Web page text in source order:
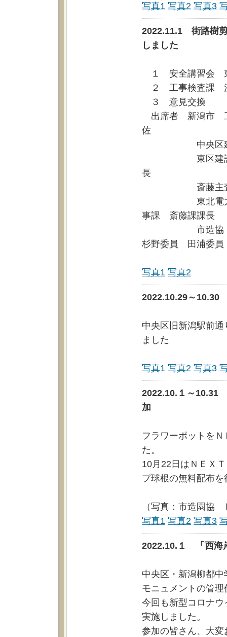
写真1 写真2 写真3
2022.11.1 街路樹剪
しました
１ 安全講習会
２ 工事検査課
３ 意見交換
出席者 新潟市
佐
中央区建設課
東区建設課
長
斎藤主
東北電力ネッ
事課 斎藤課課長
市造協 玉木
杉野委員 田浦委
写真1 写真2
2022.10.29～10.30
中央区旧新潟駅前
ました
写真1 写真2 写真3
2022.10.１～10.31
加
フラワーポットを
た。
10月22日はＮＥＸ
プ球根の無料配布
（写真：市造園協
写真1 写真2 写真3
2022.10.１ 「西海
中央区・新潟柳都
モニュメントの管
今回も新型コロナ
実施しました。
参加の皆さん、大